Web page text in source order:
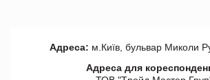
Адреса: м.Київ, бульвар Миколи
Адреса для